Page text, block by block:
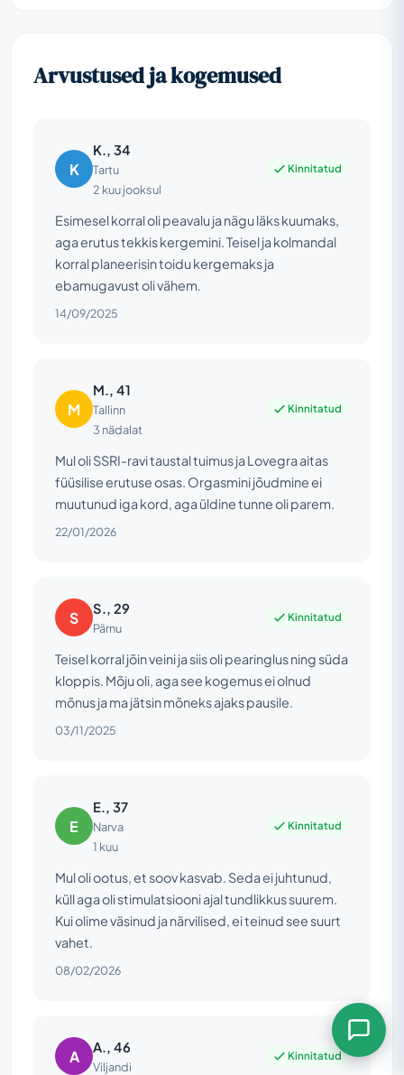
Arvustused ja kogemused
K
K., 34
Tartu
2 kuu jooksul
Kinnitatud
Esimesel korral oli peavalu ja nägu läks kuumaks,
aga erutus tekkis kergemini. Teisel ja kolmandal
korral planeerisin toidu kergemaks ja
ebamugavust oli vähem.
14/09/2025
M
M., 41
Tallinn
3 nädalat
Kinnitatud
Mul oli SSRI-ravi taustal tuimus ja Lovegra aitas
füüsilise erutuse osas. Orgasmini jõudmine ei
muutunud iga kord, aga üldine tunne oli parem.
22/01/2026
S S., 29
Pärnu
Kinnitatud
Teisel korral jõin veini ja siis oli pearinglus ning süda
kloppis. Mõju oli, aga see kogemus ei olnud
mõnus ja ma jätsin mõneks ajaks pausile.
03/11/2025
E
E., 37
Narva
1 kuu
Kinnitatud
Mul oli ootus, et soov kasvab. Seda ei juhtunud,
küll aga oli stimulatsiooni ajal tundlikkus suurem.
Kui olime väsinud ja närvilised, ei teinud see suurt
vahet.
08/02/2026
A A., 46
Viljandi
Kinnitatud